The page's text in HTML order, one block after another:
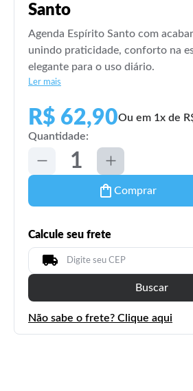
Santo
Agenda Espírito Santo com
unindo praticidade, conforto na
elegante para o uso diário.
Ler mais
R$ 62,90Ou em 1x de
Quantidade:
Comprar
Calcule seu frete
Buscar
Não sabe o frete? Clique aqui